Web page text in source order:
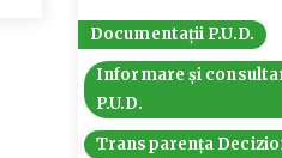
Documentații P.U.D.
Informare și
P.U.D.
Transparența